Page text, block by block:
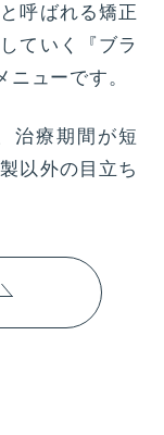
呼ばれる矯正
ていく『ブラ
ューです。
治療期間が短
以外の目立ち